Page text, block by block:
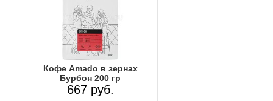
Кофе Amado в зернах
Бурбон 200 гр
667 руб.